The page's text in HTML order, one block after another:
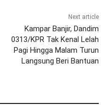
Next article
Kampar Banjir, Dandim
0313/KPR Tak Kenal Lelah
Pagi Hingga Malam Turun
Langsung Beri Bantuan